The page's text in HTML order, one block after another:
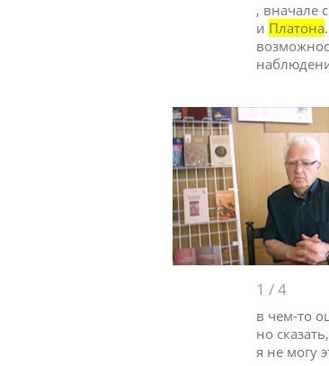
, вначале
и Платона
1 /4
в чем-то
но
я не могу